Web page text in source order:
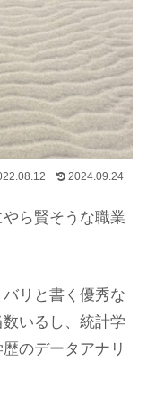
2024.09.24
ら賢そうな職業
リと書く優秀な
いるし、統計学
のデータアナリ